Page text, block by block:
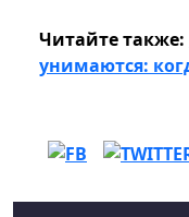
Читайте также:
унимаются: